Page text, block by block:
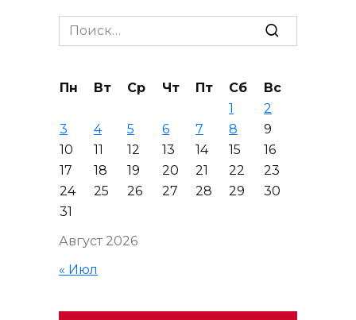
Search
for:
Август 2026
Пн Вт Ср Чт Пт Сб
Вс
1
2
3
4 5 6 7 8
9
10
11 12 13 14 15
16
17
18 19 20 21 22
23
24
25 26 27 28 29
30
31
« Июл